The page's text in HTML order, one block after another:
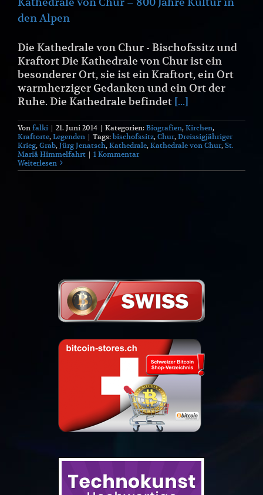
den Alpen
Die Kathedrale von Chur - Bischofssitz und
Kraftort Die Kathedrale von Chur ist ein
besonderer Ort, sie ist ein Kraftort, ein Ort
warmherziger Gedanken und ein Ort der
Ruhe. Die Kathedrale befindet [...]
Von falki | 21. Juni 2014 | Kategorien: Biografien, Kirchen,
Kraftorte, Legenden | Tags: bischofssitz, Chur, Dreissigjähriger
Krieg, Grab, Jürg Jenatsch, Kathedrale, Kathedrale von Chur, St.
Mariä Himmelfahrt | 1 Kommentar
Weiterlesen